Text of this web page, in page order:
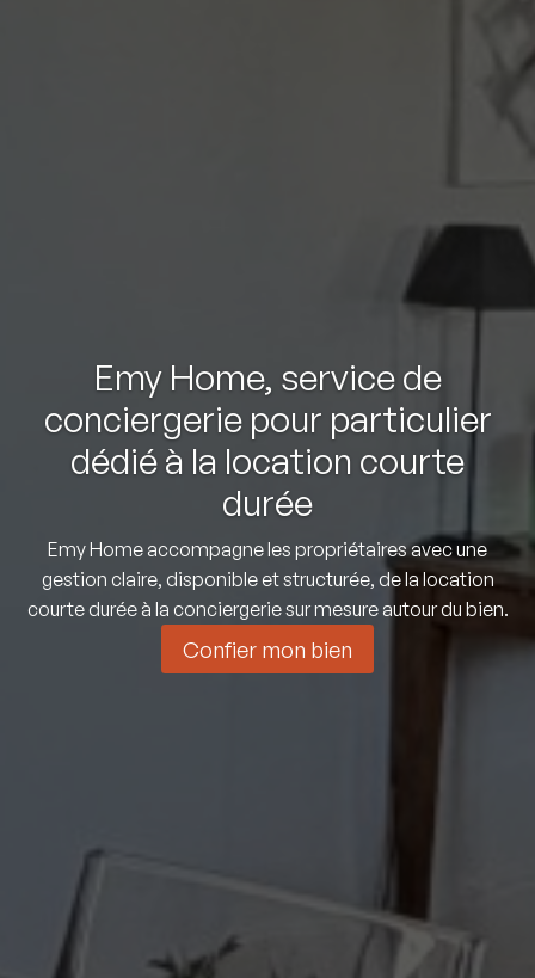
Emy Home, service de
conciergerie pour particulier
dédié à la location courte
durée
Emy Home accompagne les propriétaires avec une
gestion claire, disponible et structurée, de la location
courte durée à la conciergerie sur mesure autour du bien.
Confier mon bien